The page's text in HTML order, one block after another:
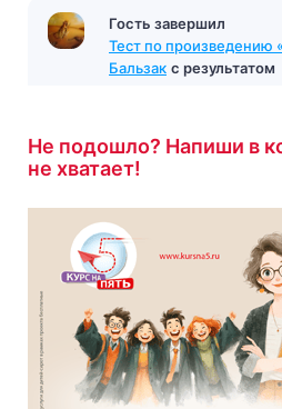
Гость завершил
Тест по произведению
Бальзак с результатом
Не подошло? Напиши в
не хватает!